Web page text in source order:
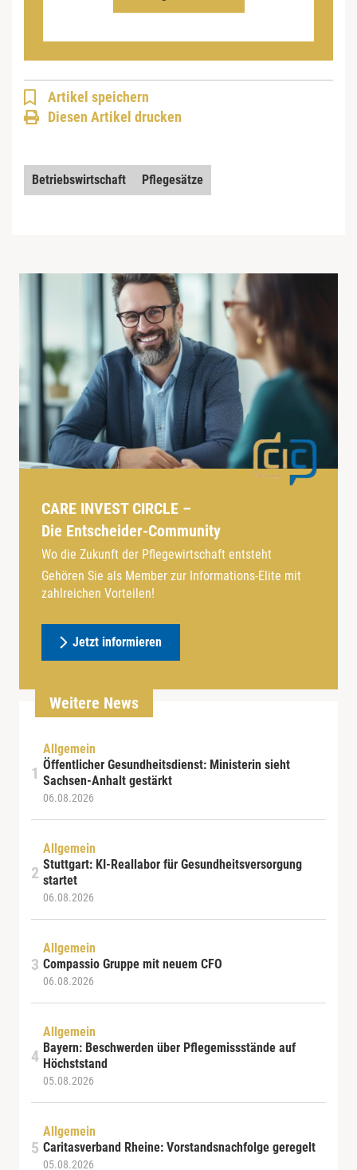
Artikel speichern
Diesen Artikel drucken
Betriebswirtschaft Pflegesätze
CARE INVEST CIRCLE –
Die Entscheider-Community
Wo die Zukunft der Pflegewirtschaft entsteht
Gehören Sie als Member zur Informations-Elite mit
zahlreichen Vorteilen!
Jetzt informieren
Weitere News
Allgemein
Öffentlicher Gesundheitsdienst: Ministerin sieht
Sachsen-Anhalt gestärkt
06.08.2026
Allgemein
Stuttgart: KI-Reallabor für Gesundheitsversorgung
startet
06.08.2026
Allgemein
Compassio Gruppe mit neuem CFO
06.08.2026
Allgemein
Bayern: Beschwerden über Pflegemissstände auf
Höchststand
05.08.2026
Allgemein
Caritasverband Rheine: Vorstandsnachfolge geregelt
05.08.2026